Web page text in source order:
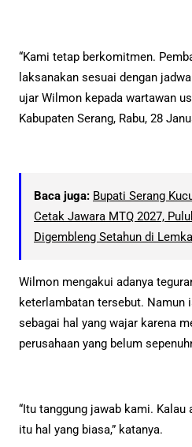
“Kami tetap berkomitmen.
laksanakan sesuai dengan
ujar Wilmon kepada wartawan
Kabupaten Serang, Rabu, 28
Baca juga: Bupati Serang
Cetak Jawara MTQ 2027,
Digembleng Setahun di Lemka
Wilmon mengakui adanya
keterlambatan tersebut. Namun
sebagai hal yang wajar karena
perusahaan yang belum
“Itu tanggung jawab kami. Kalau
itu hal yang biasa,” katanya.